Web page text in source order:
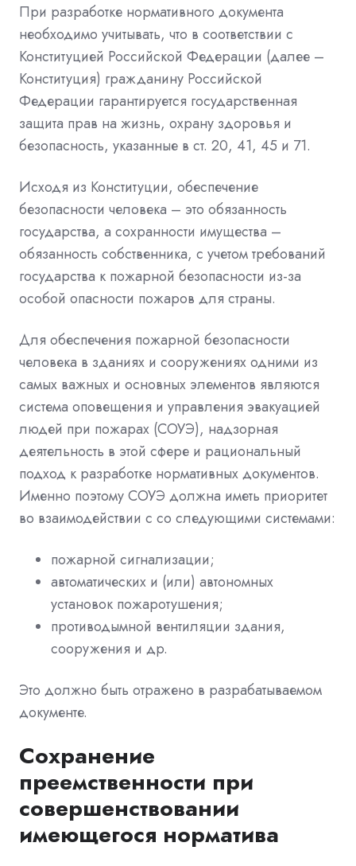
При разработке нормативного документа
необходимо учитывать, что в соответствии с
Конституцией Российской Федерации (далее –
Конституция) гражданину Российской
Федерации гарантируется государственная
защита прав на жизнь, охрану здоровья и
безопасность, указанные в ст. 20, 41, 45 и 71.
Исходя из Конституции, обеспечение
безопасности человека – это обязанность
государства, а сохранности имущества –
обязанность собственника, с учетом требований
государства к пожарной безопасности из-за
особой опасности пожаров для страны.
Для обеспечения пожарной безопасности
человека в зданиях и сооружениях одними из
самых важных и основных элементов являются
система оповещения и управления эвакуацией
людей при пожарах (СОУЭ), надзорная
деятельность в этой сфере и рациональный
подход к разработке нормативных документов.
Именно поэтому СОУЭ должна иметь приоритет
во взаимодействии с со следующими системами:
пожарной сигнализации;
автоматических и (или) автономных
установок пожаротушения;
противодымной вентиляции здания,
сооружения и др.
Это должно быть отражено в разрабатываемом
документе.
Сохранение
преемственности при
совершенствовании
имеющегося норматива